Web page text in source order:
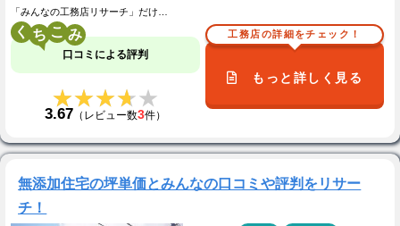
「みんなの工務店リサーチ」だけ…
く こ
口コミによる評判
★★★★★
★★★★★
3.67 （レビュー数3件）
工務店の詳細をチェック！
もっと詳しく見る
無添加住宅の坪単価とみんなの口コミや評判をリサー
チ！